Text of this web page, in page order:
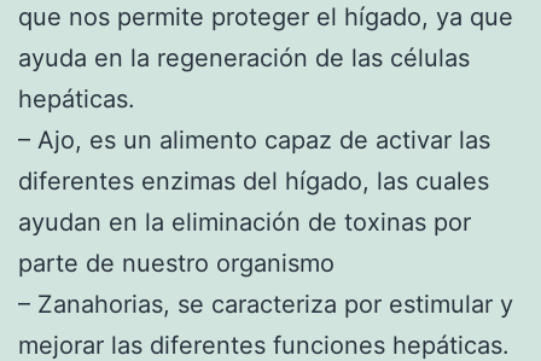
que nos permite proteger el hígado, ya que
ayuda en la regeneración de las células
hepáticas.
– Ajo, es un alimento capaz de activar las
diferentes enzimas del hígado, las cuales
ayudan en la eliminación de toxinas por
parte de nuestro organismo
– Zanahorias, se caracteriza por estimular y
mejorar las diferentes funciones hepáticas.